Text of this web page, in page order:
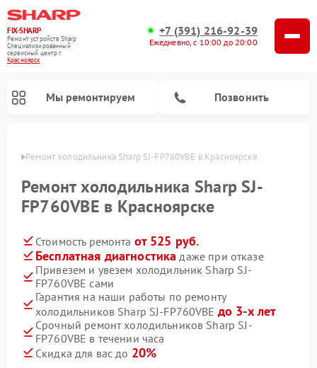
FIX-SHARP
Ремонт устройств Sharp
Специализированный
cервисный центр г.
Красноярск
+7 (391) 216-92-39
Ежедневно, с 10:00 до 20:00
Мы ремонтируем Позвонить
Ремонт холодильника Sharp SJ-FP760VBE в Красноярске
Ремонт холодильника Sharp SJ-
FP760VBE в Красноярске
Стоимость ремонта от 525 руб.
Бесплатная диагностика даже при отказе
Привезем и увезем холодильник Sharp SJ-
FP760VBE сами
Гарантия на наши работы по ремонту
холодильников Sharp SJ-FP760VBE до 3-х лет
Срочный ремонт холодильников Sharp SJ-
FP760VBE в течении часа
Скидка для вас до 20%